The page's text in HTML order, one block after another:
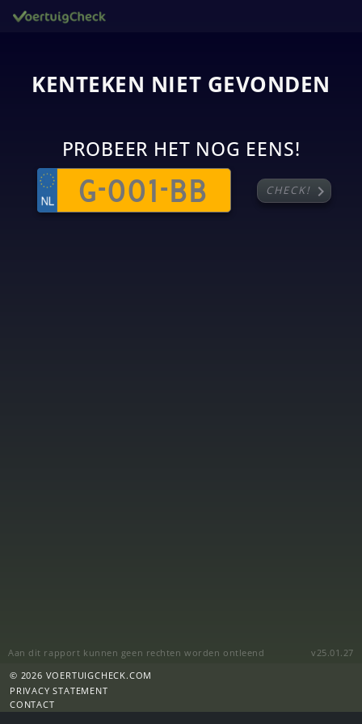
KENTEKEN NIET GEVONDEN
PROBEER HET NOG EENS!
CHECK! chevron_right
Aan dit rapport kunnen geen rechten worden ontleend
v25.01.27
© 2026 VOERTUIGCHECK.COM
PRIVACY STATEMENT
CONTACT